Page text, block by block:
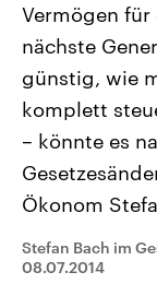
Landtagswahl
2026
Alle Informationen
Sachsen-Anhalt
September 2026
Landtag. Seit
Bundesland von
Umfragen,
Wahlprogramme,
und Hintergründe
Wahl.
Sendungen
Audio-Archiv
Vermögen
nächste
günstig, wie
komplett
– könnte es
Ökonom
Stefan Bach im
08.07.2014